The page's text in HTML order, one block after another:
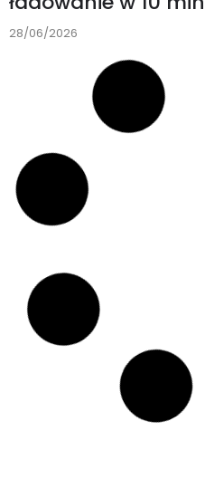
28/06/2026
BIZNES EUROPA
Nowa faza transformacji
Analiza CAM:
przyspiesza w
klienci kupili 1,25
elektryków
AKTUALNOŚCI ,BIZNES
Elektromobilny rynek
448 tysięcy
maju. Azja